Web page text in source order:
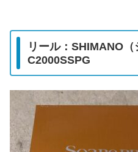
リール：SHIMANO
C2000SSPG